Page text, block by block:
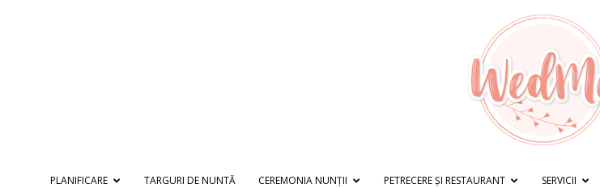
PLANIFICARE TARGURI DE NUNTĂ CEREMONIA NUNȚII PETRECERE ȘI RESTAURANT SERVICII